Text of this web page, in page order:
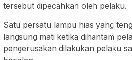
tersebut dipecahkan oleh pelaku.
Satu persatu lampu hias yang
langsung mati ketika dihantam
pengerusakan dilakukan pelaku